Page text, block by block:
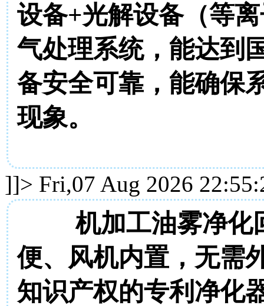
设备+光解设备（等
气处理系统，能达到
备安全可靠，能确保
现象。
]]> Fri,07 Aug 2026
机加工油雾净化
便、风机内置，无需
知识产权的专利净化